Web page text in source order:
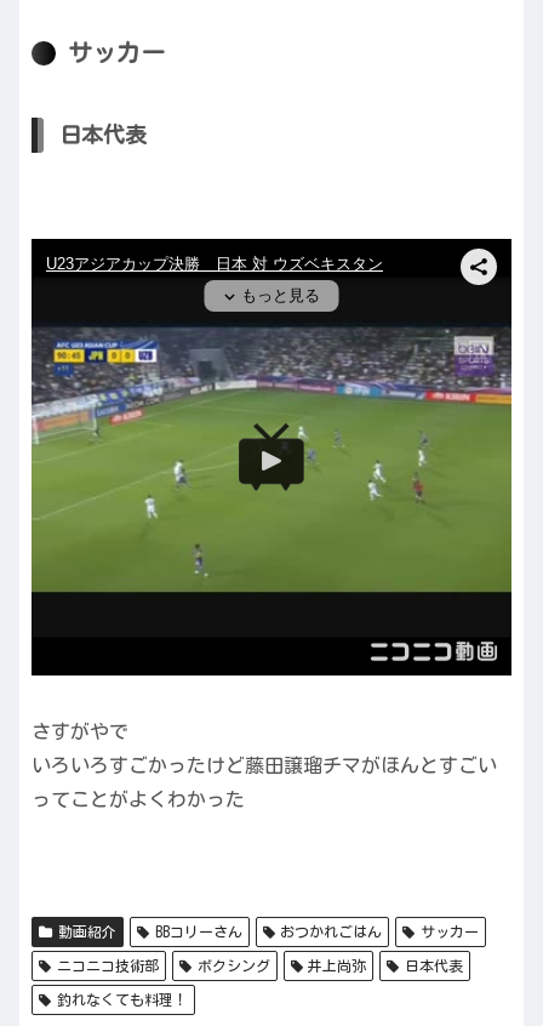
サッカー
日本代表
さすがやで
いろいろすごかったけど藤田譲瑠チマがほんとすごい
ってことがよくわかった
動画紹介 BBコリーさん おつかれごはん サッカー
ニコニコ技術部 ボクシング 井上尚弥 日本代表
釣れなくても料理！